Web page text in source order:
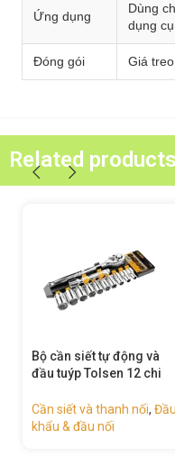
Ứng dụng
Dùng
dụng
Đóng gói Giá
Related products
Bộ cần siết tự động và
đầu tuýp Tolsen 12 chi
Cần siết và thanh nối, Đầu
khẩu & đầu nối